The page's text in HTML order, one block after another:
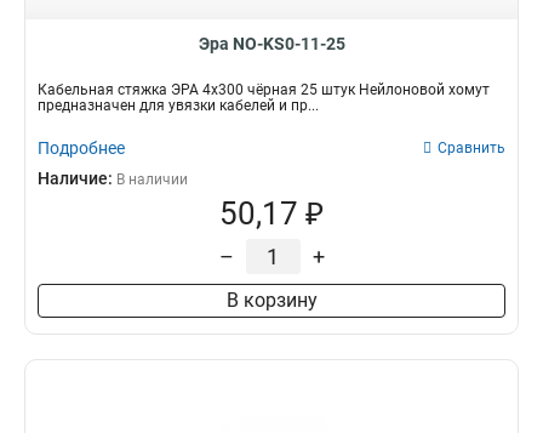
Эра NO-KS0-11-25
Кабельная стяжка ЭРА 4x300 чёрная 25 штук Нейлоновой хомут
предназначен для увязки кабелей и пр...
Подробнее Сравнить
Наличие: В наличии
50,17 ₽
– +
В корзину